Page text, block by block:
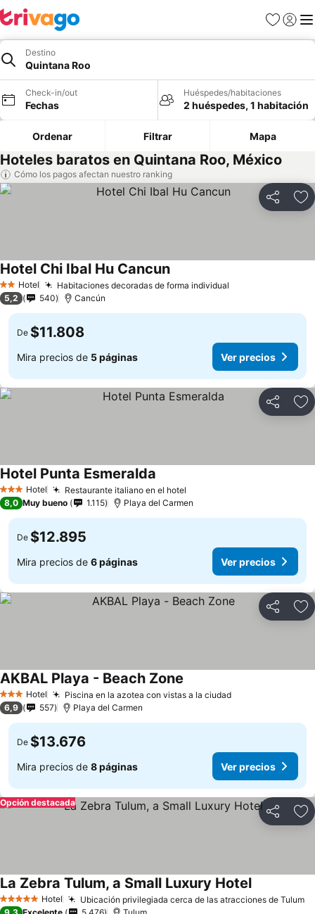
Favoritos
Iniciar
Destino
Quintana Roo
Check-in/out
Fechas
Huéspedes/habitaciones
2 huéspedes, 1 habitación
Ordenar Filtrar Mapa
Hoteles baratos en Quintana Roo, México
Cómo los pagos afectan nuestro ranking
Compartir
2 Estrellas
Hotel Habitaciones decoradas de forma individual
Hotel Chi Ibal Hu Cancun
5,2 540 Cancún
De $11.808
Mira precios de 5 páginas Ver precios
Compartir
3 Estrellas
Hotel Restaurante italiano en el hotel
Hotel Punta Esmeralda
8,0 Muy bueno 1.115 Playa del Carmen
De $12.895
Mira precios de 6 páginas Ver precios
Compartir
3 Estrellas
Hotel Piscina en la azotea con vistas a la ciudad
AKBAL Playa - Beach Zone
6,9 557 Playa del Carmen
De $13.676
Mira precios de 8 páginas Ver precios
Compartir
Opción destacada
5 Estrellas Hotel Ubicación privilegiada cerca de las atracciones de Tulum
La Zebra Tulum, a Small Luxury Hotel